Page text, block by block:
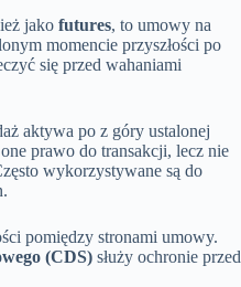
jako futures, to umowy na
momencie przyszłości po
się przed wahaniami
aktywa po z góry ustalonej
prawo do transakcji, lecz nie
wykorzystywane są do
pomiędzy stronami umowy.
(CDS) służy ochronie przed